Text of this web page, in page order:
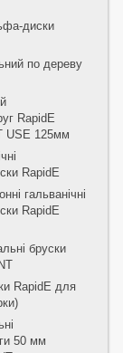
диски
по дереву
RapidE
USE 125мм
RapidE
гальванічні
RapidE
бруски
RapidE для
50 мм